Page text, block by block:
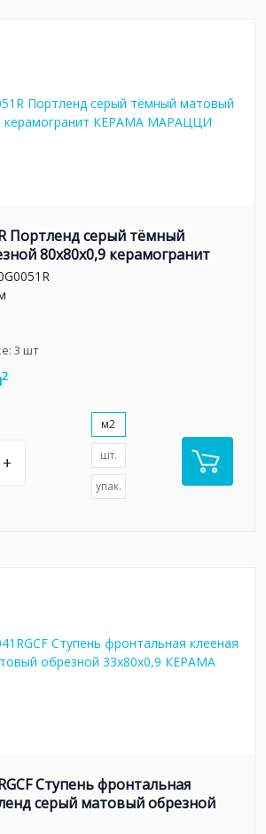
Портленд серый тёмный
80x80x0,9 керамогранит
3 шт
2
+
м2
шт.
упак.
Ступень фронтальная
серый матовый обрезной